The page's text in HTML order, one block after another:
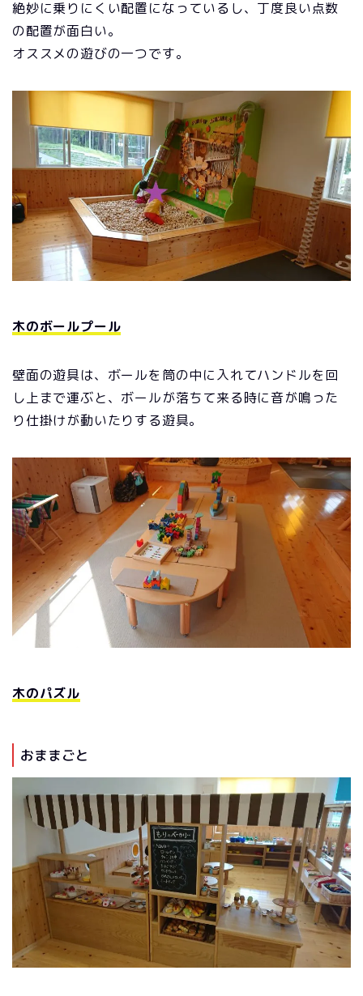
絶妙に乗りにくい配置になっているし、丁度良い点数
の配置が面白い。
オススメの遊びの一つです。
木のボールプール
壁面の遊具は、ボールを筒の中に入れてハンドルを回
し上まで運ぶと、ボールが落ちて来る時に音が鳴った
り仕掛けが動いたりする遊具。
木のパズル
おままごと